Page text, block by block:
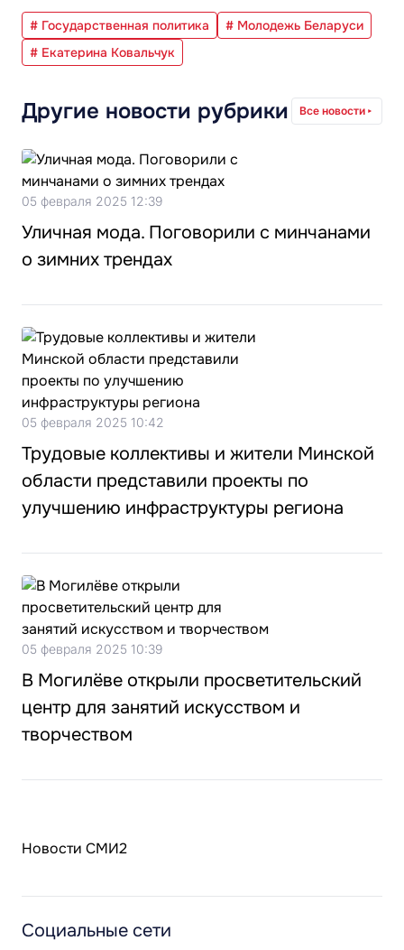
# Государственная политика
# Молодежь Беларуси
# Екатерина Ковальчук
Другие новости рубрики Все новости
05 февраля 2025 12:39
Уличная мода. Поговорили с минчанами
о зимних трендах
05 февраля 2025 10:42
Трудовые коллективы и жители Минской
области представили проекты по
улучшению инфраструктуры региона
05 февраля 2025 10:39
В Могилёве открыли просветительский
центр для занятий искусством и
творчеством
Новости СМИ2
Социальные сети